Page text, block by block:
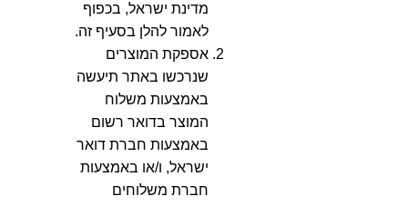
מדינת ישראל, בכפוף
לאמור להלן בסעיף זה.
אספקת המוצרים
שנרכשו באתר תיעשה
באמצעות משלוח
המוצר בדואר רשום
באמצעות חברת דואר
ישראל, ו/או באמצעות
חברת משלוחים